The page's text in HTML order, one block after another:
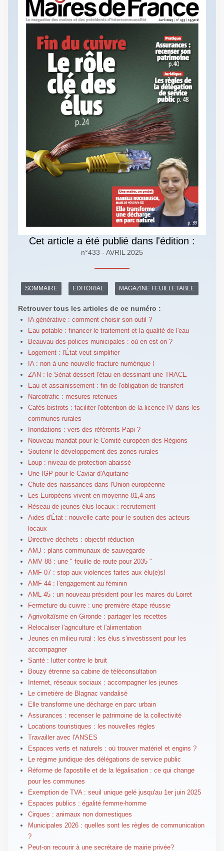
Cet article a été publié dans l'édition :
n°433 - AVRIL 2025
SOMMAIRE EDITORIAL MAGAZINE FEUILLETABLE
Retrouver tous les articles de ce numéro :
IA générative : comment choisir son outil ?
Eau potable : financer le traitement et la qualité de l'eau
Beauvau des polices municipales : où en est-on ?
Logement : l'État veut simplifier
IA : non à une nouvelle fracture numérique !
ZAN : le Sénat dessert l'étau en dessinant une TRACE
Eau et assainissement : fin de l'obligation de transfert
Narcotrafic : mesures retenues
Cafés-bistrots : faciliter l'obtention de la licence IV dans les
communes rurales
Inondations : vers des référents Papi ?
Nouveau mandat pour le Comité européen des Régions
Soutenir le développement des zones rurales
Loup : niveau de protection abaissé
Une IGP pour le Caviar d'Aquitaine
Chute des naissances dans l'Union européenne
Les Européens vivent en moyenne 81,4 ans
Réseau de jeunes élus locaux : recrutement
Aides d'État : nouvelle carte pour le soutien des acteurs
locaux
Directive déchets : objectif réduction
AMJ : plans communaux de sauvegarde
AMV 88 : une " feuille de route pour 2035 "
AMF 07 : stop aux violences faites aux élu(e)s!
AMF 44 : l'engagement au féminin
AML 45 : un nouveau président pour les maires du Loiret
Fermeture du cuivre : une première étape réussie
Agrivoltaïsme en Gironde : partager les recettes
Relocaliser l'agriculture et l'alimentation
Jeunes en milieu rural : les élus s'investissent pour les
accompagner
Santé : lutter contre le bruit
Bouzy étrenne sa cabine de téléconsultation
Internet, réseaux sociaux : accompagner les jeunes
Le cimetière de Blagnac vandalisé
Elle transforme une décharge en parc urbain
Assurances : recenser le patrimoine de la collectivité
Locations touristiques : les nouvelles règles
Travailler avec l'ANSES
Espaces verts et naturels : où trouver matériel et engins ?
Le régime juridique des délégations de service public
Réforme de l'apostille et de la légalisation : ce qui change
pour les communes
Exemption de TVA : seuil unique gelé jusqu'au 1er juin 2025
Espaces publics : égalité femme-homme
Cirques : animaux non domestiques
Municipales 2026 : quelles sont les règles de communication
?
Peut-on recourir à une secrétaire de mairie privée?